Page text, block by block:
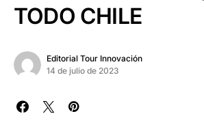
TODO CHILE
Editorial Tour Innovación
14 de julio de 2023